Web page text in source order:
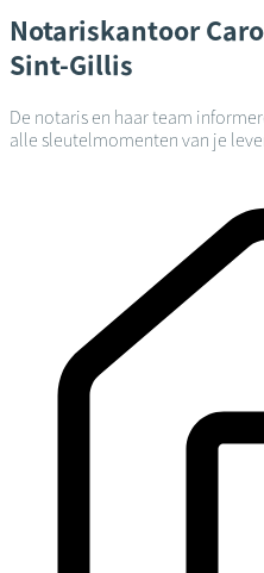
Notariskantoor
Sint-Gillis
De notaris en haar team
alle sleutelmomenten van je